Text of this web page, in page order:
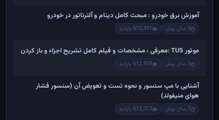
آموزش برق خودرو : مبحث کامل دینام و آلترناتور در خودرو
5 سال پیش 672,391 بازدید
موتور TU5 :معرفی ، مشخصات و فیلم کامل تشریح اجزاء و باز کردن
5 سال پیش 612,909 بازدید
آشنایی با مپ سنسور و نحوه تست و تعویض آن (سنسور فشار
هوای منیفولد)
7 سال پیش 612,313 بازدید